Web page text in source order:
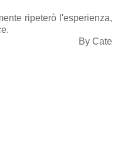
ripeterò l'esperienza,
By Cate